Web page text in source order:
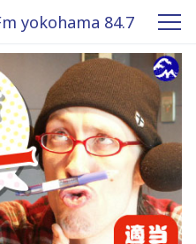
yokohama 84.7